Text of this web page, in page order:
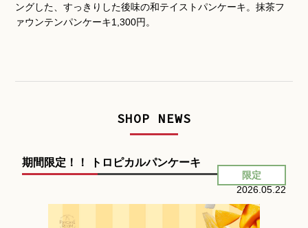
ングした、すっきりした後味の和テイストパンケーキ。抹茶フ
ァウンテンパンケーキ1,300円。
SHOP NEWS
期間限定！！ トロピカルパンケーキ
限定
2026.05.22